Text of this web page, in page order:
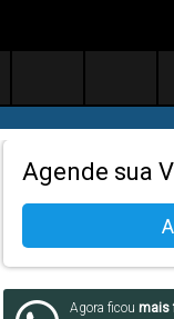
Agende sua
Agora ficou mais